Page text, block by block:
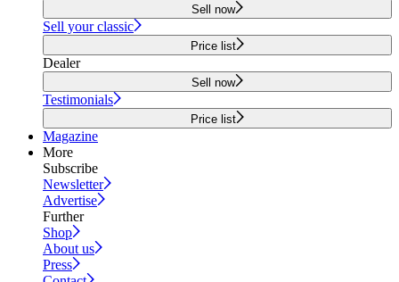
Sell now
Sell your classic
Price list
Dealer
Sell now
Testimonials
Price list
Magazine
More
Subscribe
Newsletter
Advertise
Further
Shop
About us
Press